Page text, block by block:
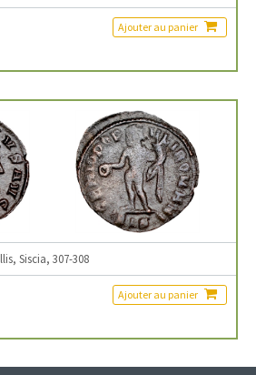
Ajouter au panier
Siscia, 307-308
Ajouter au panier